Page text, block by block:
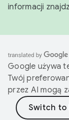
informacji
Google używa
Twój
przez AI mogą